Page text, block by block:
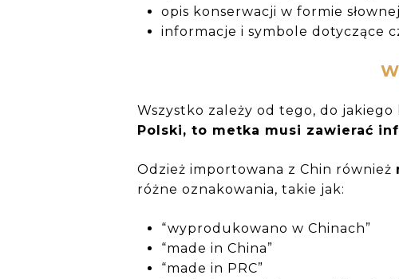
opis konserwacji w formie
informacje i symbole dotyczące
Wszystko zależy od tego, do
Polski, to metka musi zawierać
Odzież importowana z Chin również
różne oznakowania, takie jak:
“wyprodukowano w Chinach”
“made in China”
“made in PRC”